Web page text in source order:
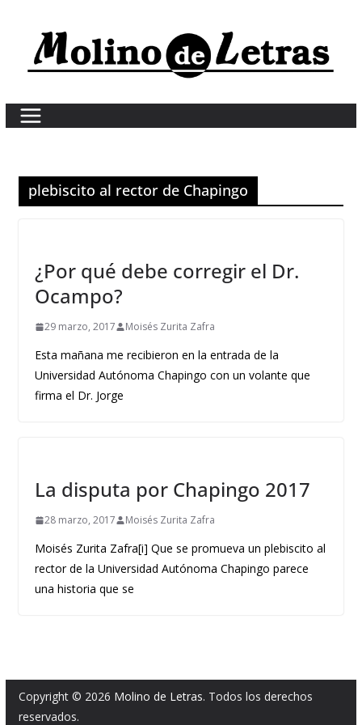
content
plebiscito al rector de Chapingo
¿Por qué debe corregir el Dr.
Ocampo?
29 marzo, 2017 Moisés Zurita Zafra
Esta mañana me recibieron en la entrada de la
Universidad Autónoma Chapingo con un volante que
firma el Dr. Jorge
La disputa por Chapingo 2017
28 marzo, 2017 Moisés Zurita Zafra
Moisés Zurita Zafra[i] Que se promueva un plebiscito al
rector de la Universidad Autónoma Chapingo parece
una historia que se
Copyright © 2026 Molino de Letras. Todos los derechos
reservados.